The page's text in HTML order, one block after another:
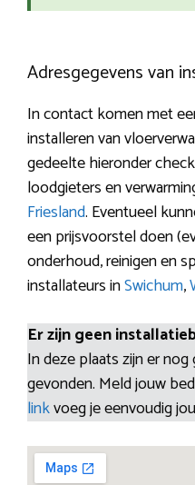
Adresgegevens van
In contact komen met
installeren van
gedeelte hieronder
loodgieters en
Friesland. Eventueel
een prijsvoorstel doen
onderhoud, reinigen en
installateurs inSwichum,
Er zijn geen
In deze plaats zijn er
gevonden. Meld jouw
linkvoeg je eenvoudig